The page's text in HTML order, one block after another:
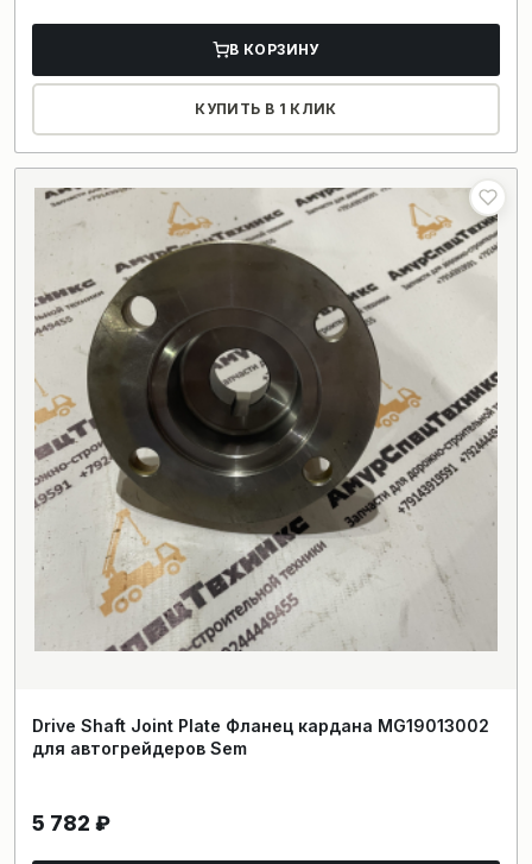
В КОРЗИНУ
КУПИТЬ В 1 КЛИК
Drive Shaft Joint Plate Фланец кардана MG19013002
для автогрейдеров Sem
5 782 ₽